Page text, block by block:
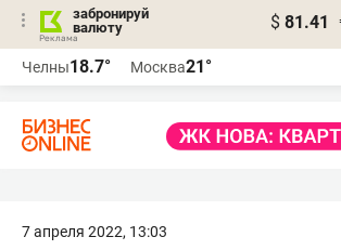
забронируй
валюту
$ 81.41
Челны18.7° Москва21°
7 апреля 2022, 13:03